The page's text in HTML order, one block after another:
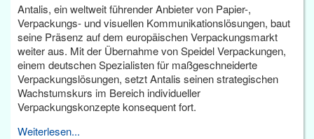
Antalis, ein weltweit führender Anbieter von Papier-,
Verpackungs- und visuellen Kommunikationslösungen, baut
seine Präsenz auf dem europäischen Verpackungsmarkt
weiter aus. Mit der Übernahme von Speidel Verpackungen,
einem deutschen Spezialisten für maßgeschneiderte
Verpackungslösungen, setzt Antalis seinen strategischen
Wachstumskurs im Bereich individueller
Verpackungskonzepte konsequent fort.
Weiterlesen...